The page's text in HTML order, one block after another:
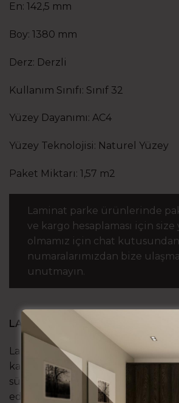
En: 142,5 mm
Boy: 1380 mm
Derz: Derzli
Kullanım Sınıfı: Sınıf 32
Yüzey Dayanımı: AC4
Yüzey Teknolojisi: Naturel Yüzey
Paket Miktarı: 1,57 m2
Laminat parke ürünlerinde
ve kargo hesaplaması için size
olmamız için chat
numaralarımızdan bize
unutmayın.
LAMİNAT PARKE NEDİR?
Laminat parke teknoloji ürünü bir
kaplamasıdır. Endüstriyel
sürdürülebilirlik sertifikalı
edilen ağaçların işlenerek